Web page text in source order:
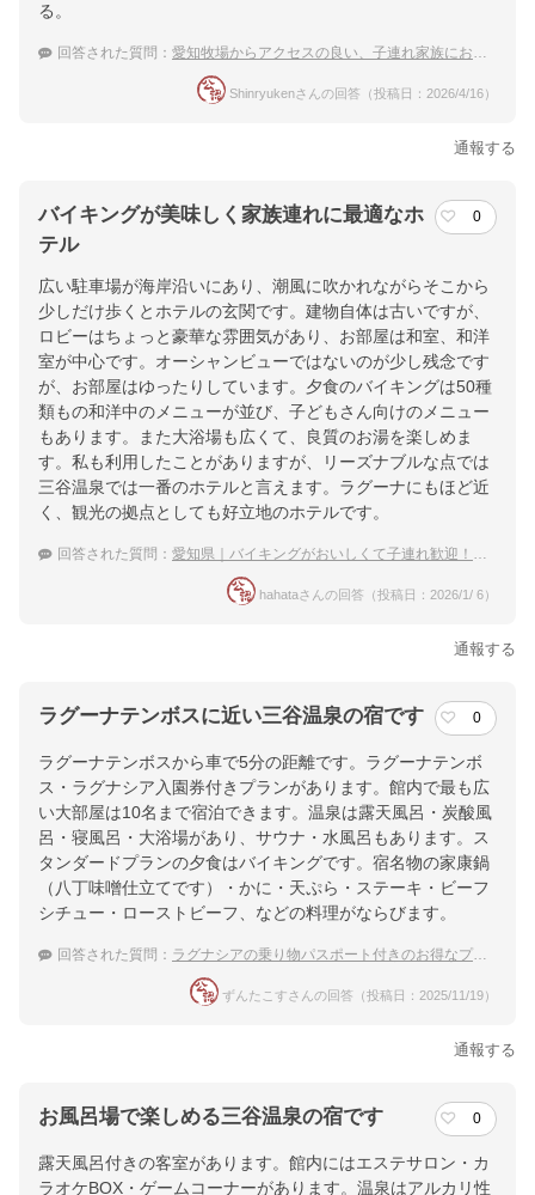
る。
回答された質問： 愛知牧場からアクセスの良い、子連れ家族におすすめの温泉宿は？
Shinryukenさんの回答（投稿日：2026/4/16）
通報する
バイキングが美味しく家族連れに最適なホ
テル
0
広い駐車場が海岸沿いにあり、潮風に吹かれながらそこから
少しだけ歩くとホテルの玄関です。建物自体は古いですが、
ロビーはちょっと豪華な雰囲気があり、お部屋は和室、和洋
室が中心です。オーシャンビューではないのが少し残念です
が、お部屋はゆったりしています。夕食のバイキングは50種
類もの和洋中のメニューが並び、子どもさん向けのメニュー
もあります。また大浴場も広くて、良質のお湯を楽しめま
す。私も利用したことがありますが、リーズナブルな点では
三谷温泉では一番のホテルと言えます。ラグーナにもほど近
く、観光の拠点としても好立地のホテルです。
回答された質問： 愛知県｜バイキングがおいしくて子連れ歓迎！おすすめの宿は？
hahataさんの回答（投稿日：2026/1/ 6）
通報する
ラグーナテンボスに近い三谷温泉の宿です 0
ラグーナテンボスから車で5分の距離です。ラグーナテンボ
ス・ラグナシア入園券付きプランがあります。館内で最も広
い大部屋は10名まで宿泊できます。温泉は露天風呂・炭酸風
呂・寝風呂・大浴場があり、サウナ・水風呂もあります。ス
タンダードプランの夕食はバイキングです。宿名物の家康鍋
（八丁味噌仕立てです）・かに・天ぷら・ステーキ・ビーフ
シチュー・ローストビーフ、などの料理がならびます。
回答された質問： ラグナシアの乗り物パスポート付きのお得なプランのある温泉宿を教えてください
ずんたこすさんの回答（投稿日：2025/11/19）
通報する
お風呂場で楽しめる三谷温泉の宿です 0
露天風呂付きの客室があります。館内にはエステサロン・カ
ラオケBOX・ゲームコーナーがあります。温泉はアルカリ性